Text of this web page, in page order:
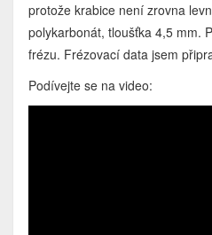
protože krabice není zrovna
polykarbonát, tloušťka 4,5 mm.
frézu. Frézovací data jsem
Podívejte se na video: